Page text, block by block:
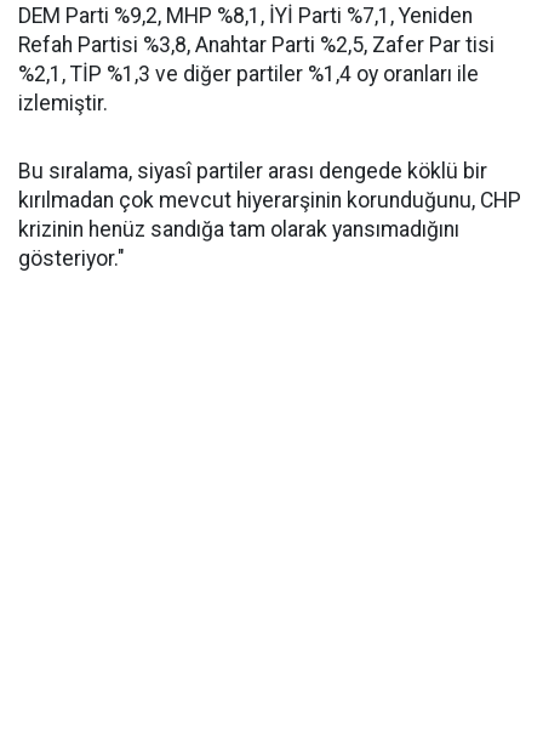
DEM Parti %9,2, MHP %8,1, İYİ Parti %7,1, Yeniden
Refah Partisi %3,8, Anahtar Parti %2,5, Zafer Par tisi
%2,1, TİP %1,3 ve diğer partiler %1,4 oy oranları ile
izlemiştir.
Bu sıralama, siyasî partiler arası dengede köklü bir
kırılmadan çok mevcut hiyerarşinin korunduğunu, CHP
krizinin henüz sandığa tam olarak yansımadığını
gösteriyor."